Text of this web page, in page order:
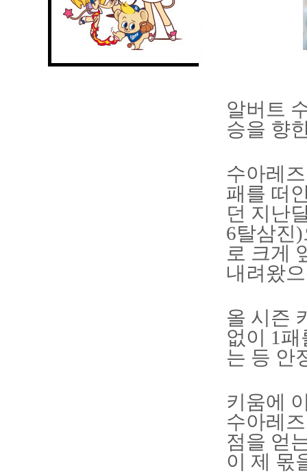
알버트
승을 향
수아레
패를 떠
던 지난
6탈삼진
로 크게
내려왔
올 시즌
없이 1
는 등 안
키움에
수아레
점을 얻
이 제 몫